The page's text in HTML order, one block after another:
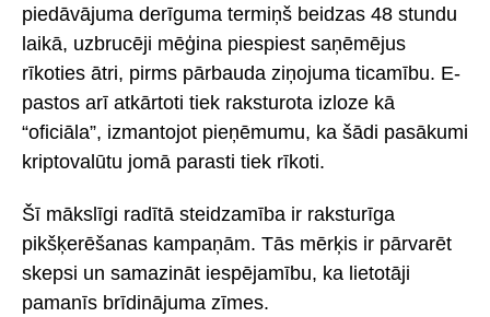
piedāvājuma derīguma termiņš beidzas 48 stundu
laikā, uzbrucēji mēģina piespiest saņēmējus
rīkoties ātri, pirms pārbauda ziņojuma ticamību. E-
pastos arī atkārtoti tiek raksturota izloze kā
“oficiāla”, izmantojot pieņēmumu, ka šādi pasākumi
kriptovalūtu jomā parasti tiek rīkoti.
Šī mākslīgi radītā steidzamība ir raksturīga
pikšķerēšanas kampaņām. Tās mērķis ir pārvarēt
skepsi un samazināt iespējamību, ka lietotāji
pamanīs brīdinājuma zīmes.